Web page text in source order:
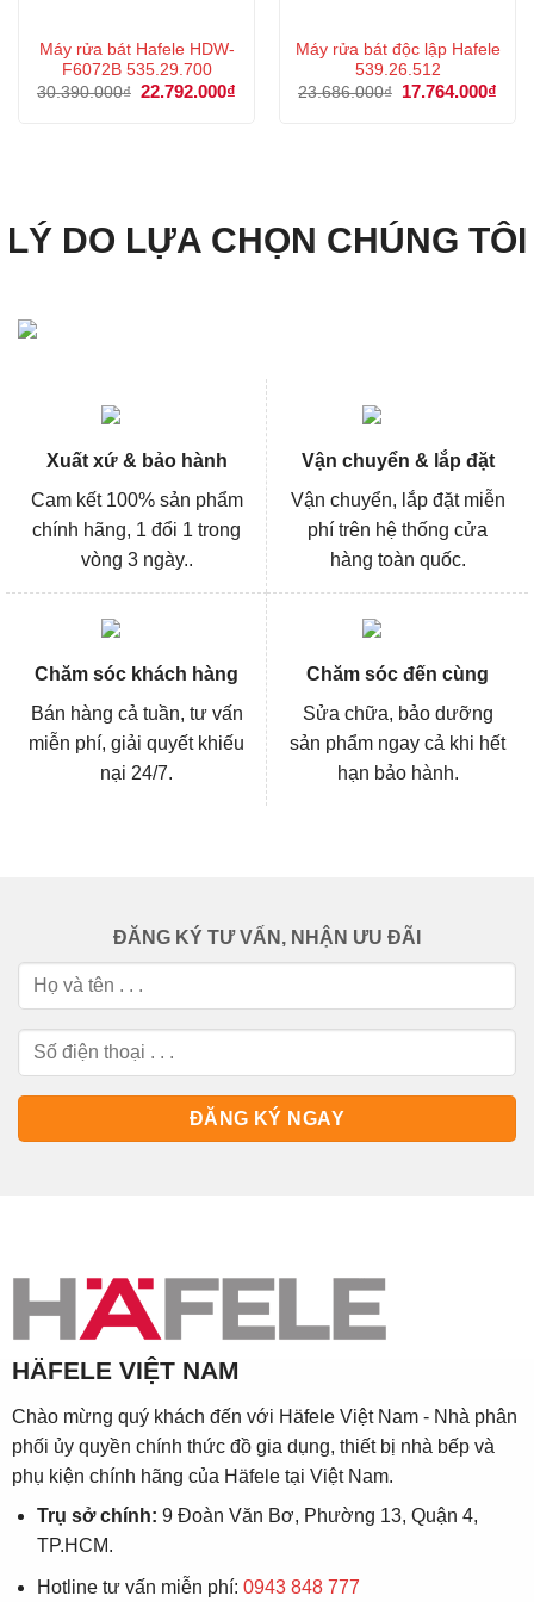
Máy rửa bát Hafele HDW-
F6072B 535.29.700
30.390.000₫ Giá
22.792.000₫
Máy rửa bát độc lập Hafele
539.26.512
23.686.000₫
Giá
17.764.000₫
LÝ DO LỰA CHỌN CHÚNG TÔI
Xuất xứ & bảo hành
Cam kết 100% sản phẩm
chính hãng, 1 đổi 1 trong
vòng 3 ngày..
Vận chuyển & lắp đặt
Vận chuyển, lắp đặt miễn
phí trên hệ thống cửa
hàng toàn quốc.
Chăm sóc khách hàng
Bán hàng cả tuần, tư vấn
miễn phí, giải quyết khiếu
nại 24/7.
Chăm sóc đến cùng
Sửa chữa, bảo dưỡng
sản phẩm ngay cả khi hết
hạn bảo hành.
ĐĂNG KÝ TƯ VẤN, NHẬN ƯU ĐÃI
HÄFELE VIỆT NAM
Chào mừng quý khách đến với Häfele Việt Nam - Nhà phân
phối ủy quyền chính thức đồ gia dụng, thiết bị nhà bếp và
phụ kiện chính hãng của Häfele tại Việt Nam.
Trụ sở chính: 9 Đoàn Văn Bơ, Phường 13, Quận 4,
TP.HCM.
Hotline tư vấn miễn phí: 0943 848 777